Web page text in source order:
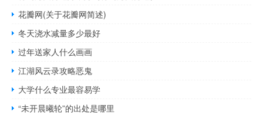
花瓣网(关于花瓣网简述)
冬天浇水减量多少最好
过年送家人什么画画
江湖风云录攻略恶鬼
大学什么专业最容易学
“未开晨曦轮”的出处是哪里